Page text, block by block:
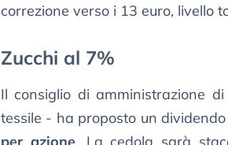
correzione verso i 13 euro, livello
Zucchi al 7%
Il consiglio di amministrazione
tessile - ha proposto un
per azione. La cedola sarà